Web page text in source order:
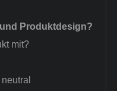
Produktdesign?
mit?